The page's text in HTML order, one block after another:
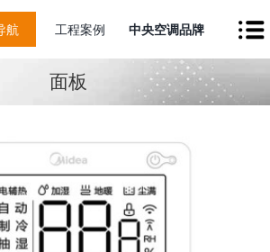
航 工程案例 中央空调品牌
面板